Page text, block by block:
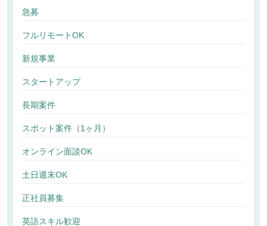
急募
フルリモートOK
新規事業
スタートアップ
長期案件
スポット案件（1ヶ月）
オンライン面談OK
土日週末OK
正社員募集
英語スキル歓迎